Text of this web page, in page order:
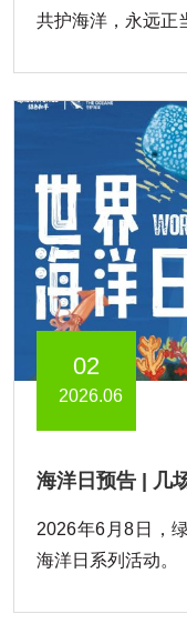
共护海洋，永远正
02
2026.06
海洋日预告 | 几
2026年6月8日，
海洋日系列活动。